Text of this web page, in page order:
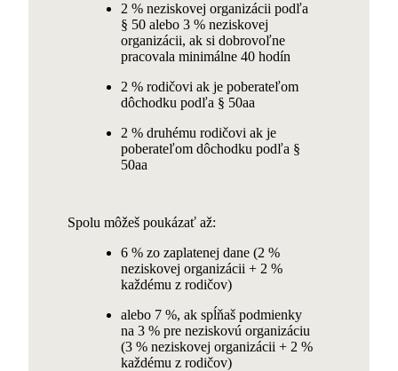
2 % neziskovej organizácii podľa
§ 50 alebo 3 % neziskovej
organizácii, ak si dobrovoľne
pracovala minimálne 40 hodín
2 % rodičovi ak je poberateľom
dôchodku podľa § 50aa
2 % druhému rodičovi ak je
poberateľom dôchodku podľa §
50aa
Spolu môžeš poukázať až:
6 % zo zaplatenej dane (2 %
neziskovej organizácii + 2 %
každému z rodičov)
alebo 7 %, ak spĺňaš podmienky
na 3 % pre neziskovú organizáciu
(3 % neziskovej organizácii + 2 %
každému z rodičov)